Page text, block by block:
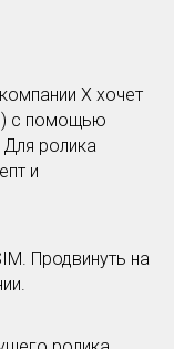
X хочет
с помощью
Для ролика
и
Продвинуть на